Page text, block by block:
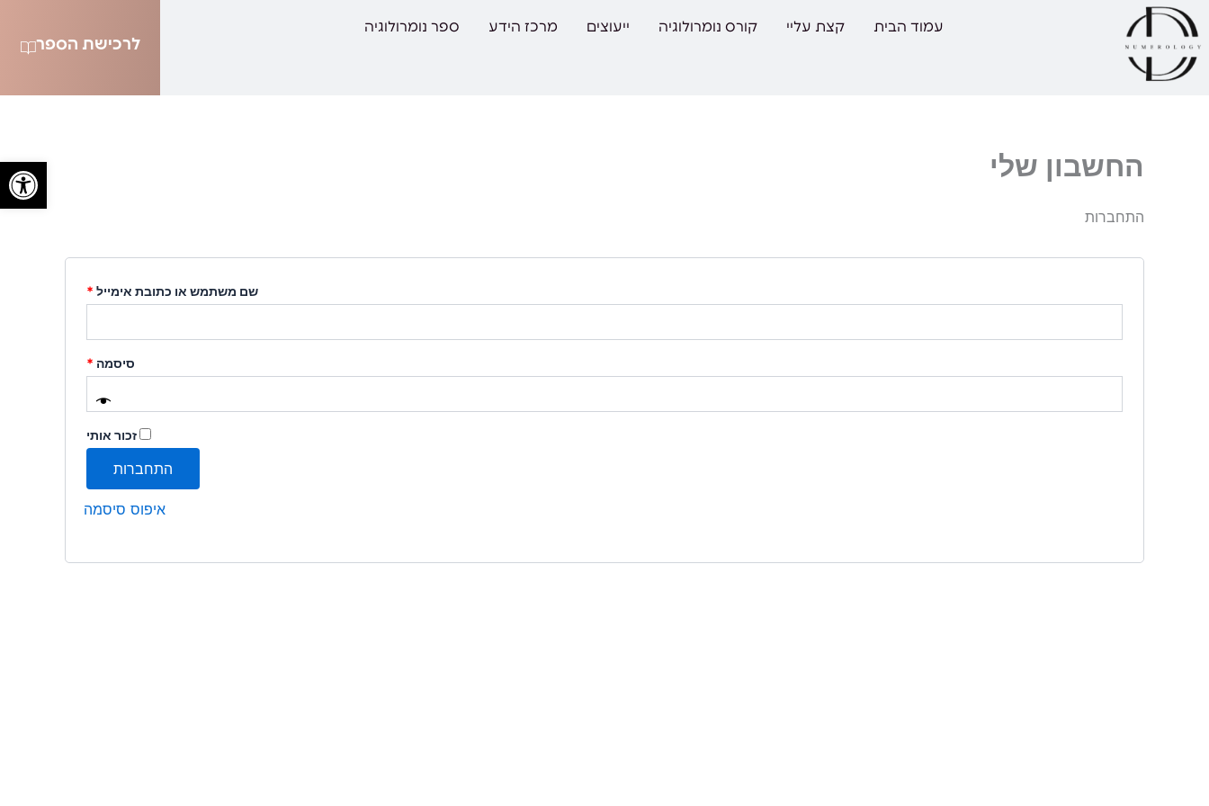
פתח
דילוג
לתוכן
עמוד הבית קצת עליי קורס נומרולוגיה ייעוצים מרכז הידע ספר נומרולוגיה
לרכישת הספר
החשבון שלי
התחברות
שם משתמש או כתובת אימייל *
סיסמה *
זכור אותי
התחברות
איפוס סיסמה